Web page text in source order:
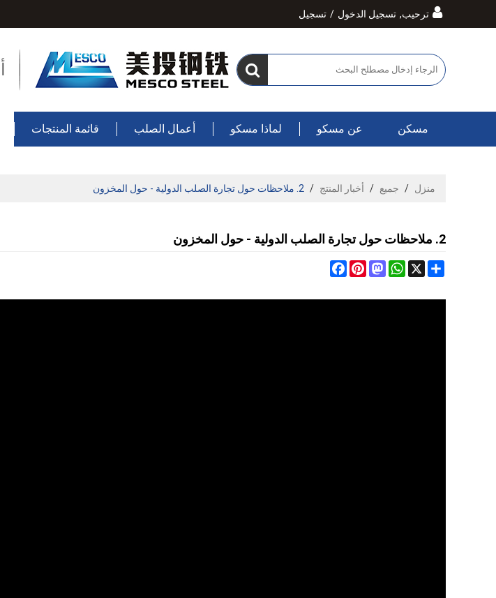
ترحيب, تسجيل الدخول / تسجيل
مسكن عن مسكو لماذا مسكو أعمال الصلب قائمة المنتجات
منزل / جميع / أخبار المنتج / 2. ملاحظات حول تجارة الصلب الدولية - حول المخزون
2. ملاحظات حول تجارة الصلب الدولية - حول المخزون
Share
FacebookPinterest
Mastodon
WhatsApp X